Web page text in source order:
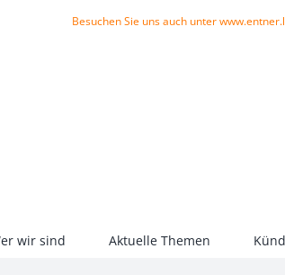
Besuchen Sie uns auch unter
wir sind Aktuelle Themen